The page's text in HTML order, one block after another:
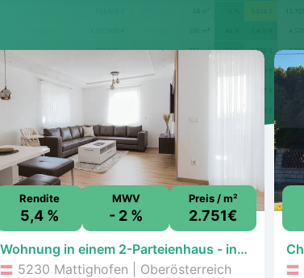
Rendite
5,4 %
MWV
- 2 %
Preis / m²
2.751€
Wohnung in einem 2-Parteienhaus - inkl. Garten in Ruhelage! Nur 2 Km bis Mattighofen
5230 Mattighofen | Oberösterreich